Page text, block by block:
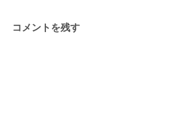
コメントを残す